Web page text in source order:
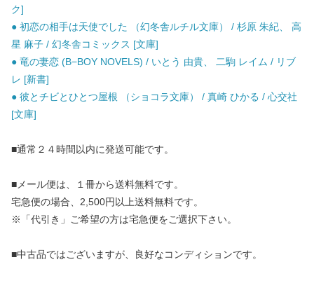
ク]
● 初恋の相手は天使でした （幻冬舎ルチル文庫） / 杉原 朱紀、 高
星 麻子 / 幻冬舎コミックス [文庫]
● 竜の妻恋 (B−BOY NOVELS) / いとう 由貴、 二駒 レイム / リブ
レ [新書]
● 彼とチビとひとつ屋根 （ショコラ文庫） / 真崎 ひかる / 心交社
[文庫]
■通常２４時間以内に発送可能です。
■メール便は、１冊から送料無料です。
宅急便の場合、2,500円以上送料無料です。
※「代引き」ご希望の方は宅急便をご選択下さい。
■中古品ではございますが、良好なコンディションです。